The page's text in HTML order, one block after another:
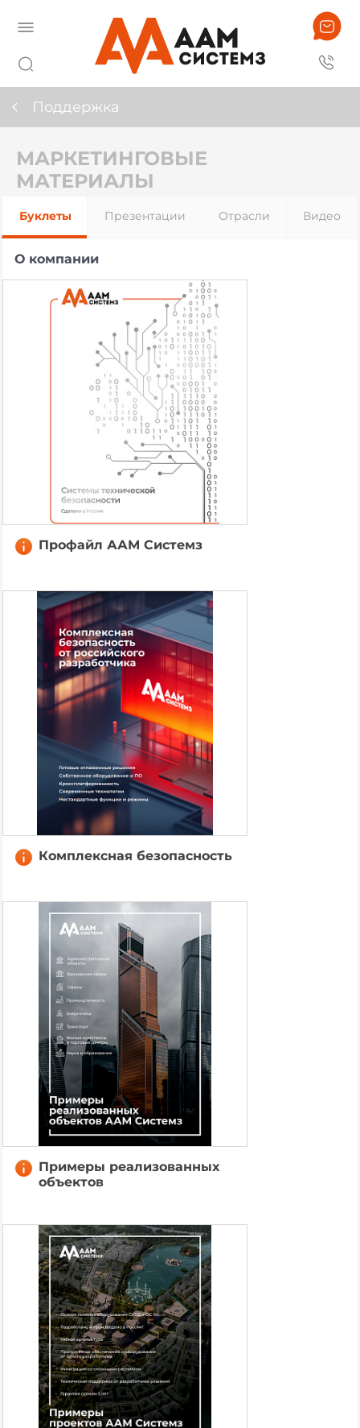
Поддержка
МАРКЕТИНГОВЫЕ
МАТЕРИАЛЫ
Буклеты Презентации Отрасли Видео
О компании
Профайл ААМ Системз
Комплексная безопасность
Примеры реализованных
объектов